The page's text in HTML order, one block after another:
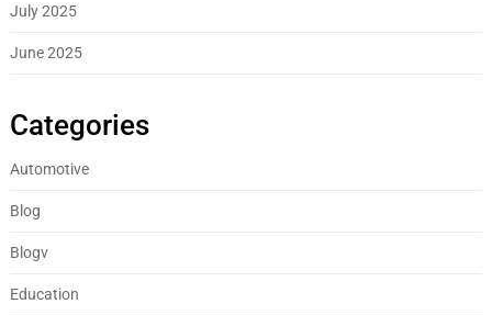
July 2025
June 2025
Categories
Automotive
Blog
Blogv
Education